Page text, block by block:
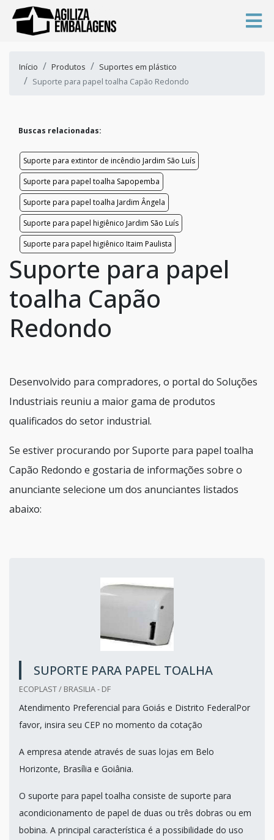
Início Produtos
Suportes em plástico
Suporte para papel toalha Capão Redondo
Buscas relacionadas:
Suporte para extintor de incêndio Jardim São Luís
Suporte para papel toalha Sapopemba
Suporte para papel toalha Jardim Ângela
Suporte para papel higiênico Jardim São Luís
Suporte para papel higiênico Itaim Paulista
Suporte para papel
toalha Capão
Redondo
Desenvolvido para compradores, o portal do Soluções
Industriais reuniu a maior gama de produtos
qualificados do setor industrial.
Se estiver procurando por Suporte para papel toalha
Capão Redondo e gostaria de informações sobre o
anunciante selecione um dos anunciantes listados
abaixo:
SUPORTE PARA PAPEL TOALHA
ECOPLAST / BRASILIA - DF
Atendimento Preferencial para Goiás e Distrito FederalPor
favor, insira seu CEP no momento da cotação
A empresa atende através de suas lojas em Belo
Horizonte, Brasília e Goiânia.
O suporte para papel toalha consiste de suporte para
acondicionamento de papel de duas ou três dobras ou em
bobina. A principal característica é a possibilidade do uso